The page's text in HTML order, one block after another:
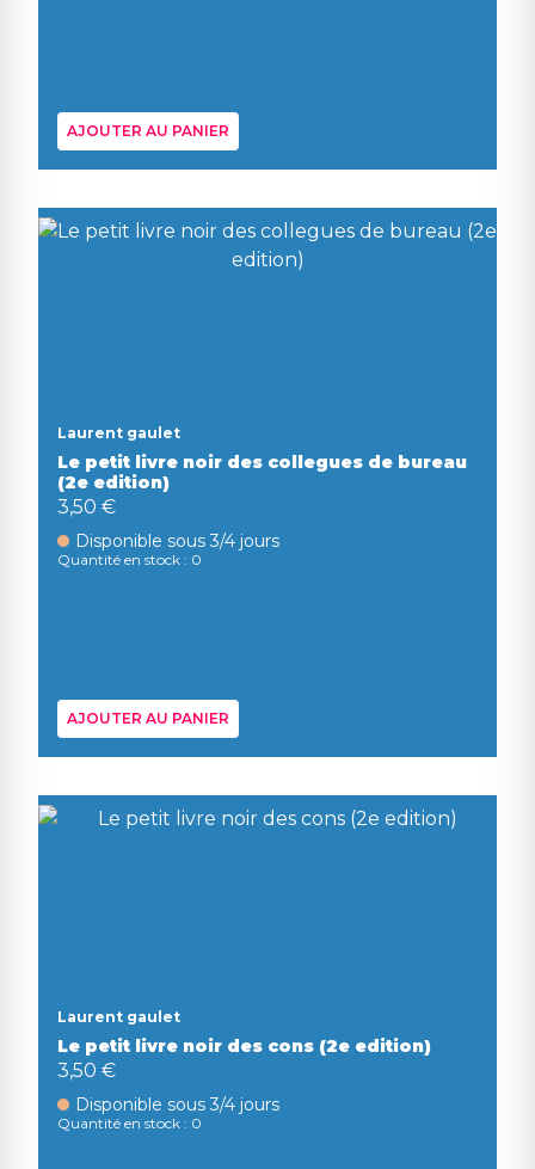
AJOUTER AU PANIER
Laurent gaulet
Le petit livre noir des collegues de bureau
(2e edition)
3,50 €
Disponible sous 3/4 jours
Quantité en stock : 0
AJOUTER AU PANIER
Laurent gaulet
Le petit livre noir des cons (2e edition)
3,50 €
Disponible sous 3/4 jours
Quantité en stock : 0